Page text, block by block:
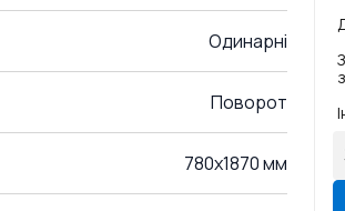
Одинарні
Поворот
780x1870 мм